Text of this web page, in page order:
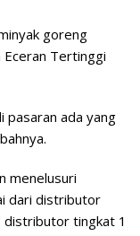
goreng
Tertinggi
pasaran ada yang
menelusuri
dari distributor
tingkat 1